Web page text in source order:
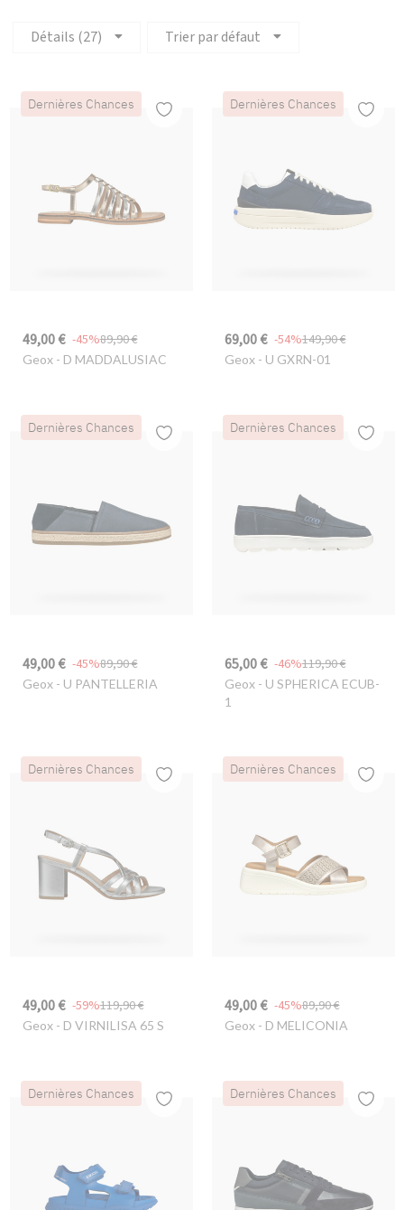
Détails (27) Trier par défaut
Dernières Chances
49,00 € 89,90 €
-45%
Geox- D MADDALUSIAC
Dernières Chances
69,00 € 149,90 €
-54%
Geox- U GXRN-01
Dernières Chances
49,00 € 89,90 €
-45%
Geox- U PANTELLERIA
Dernières Chances
65,00 € 119,90 €
-46%
Geox- U SPHERICA ECUB-
1
Dernières Chances
49,00 € 119,90 €
-59%
Geox- D VIRNILISA 65 S
Dernières Chances
49,00 € 89,90 €
-45%
Geox- D MELICONIA
Dernières Chances Dernières Chances